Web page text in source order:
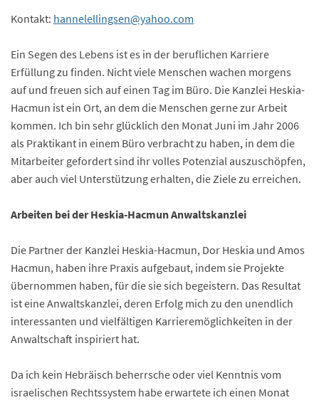
Kontakt: hannelellingsen@yahoo.com
Ein Segen des Lebens ist es in der beruflichen Karriere
Erfüllung zu finden. Nicht viele Menschen wachen morgens
auf und freuen sich auf einen Tag im Büro. Die Kanzlei Heskia-
Hacmun ist ein Ort, an dem die Menschen gerne zur Arbeit
kommen. Ich bin sehr glücklich den Monat Juni im Jahr 2006
als Praktikant in einem Büro verbracht zu haben, in dem die
Mitarbeiter gefordert sind ihr volles Potenzial auszuschöpfen,
aber auch viel Unterstützung erhalten, die Ziele zu erreichen.
Arbeiten bei der Heskia-Hacmun Anwaltskanzlei
Die Partner der Kanzlei Heskia-Hacmun, Dor Heskia und Amos
Hacmun, haben ihre Praxis aufgebaut, indem sie Projekte
übernommen haben, für die sie sich begeistern. Das Resultat
ist eine Anwaltskanzlei, deren Erfolg mich zu den unendlich
interessanten und vielfältigen Karrieremöglichkeiten in der
Anwaltschaft inspiriert hat.
Da ich kein Hebräisch beherrsche oder viel Kenntnis vom
israelischen Rechtssystem habe erwartete ich einen Monat